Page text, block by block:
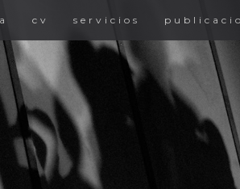
cv servicios